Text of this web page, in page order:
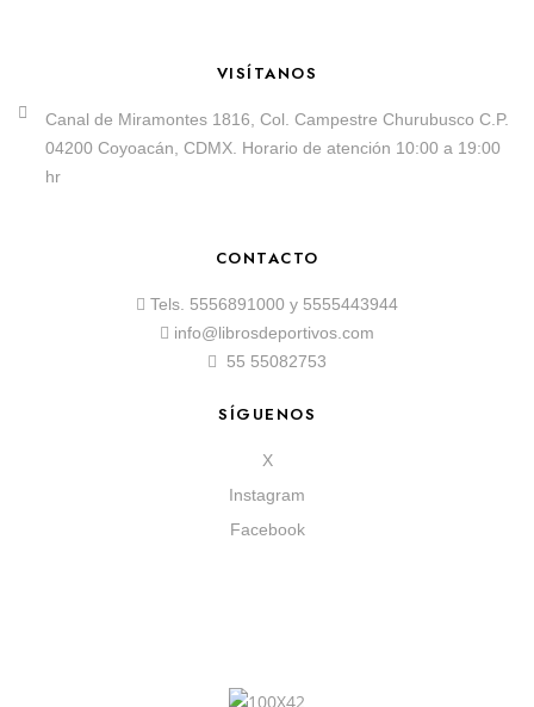
VISÍTANOS
Canal de Miramontes 1816, Col. Campestre Churubusco C.P.
04200 Coyoacán, CDMX. Horario de atención 10:00 a 19:00
hr
CONTACTO
Tels. 5556891000 y 5555443944
info@librosdeportivos.com
55 55082753
SÍGUENOS
X
Instagram
Facebook